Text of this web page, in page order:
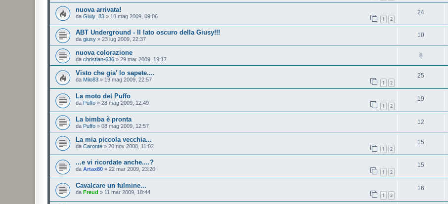
nuova arrivata!
da Giuly_83 » 18 mag 2009, 09:06 1 2
24
ABT Underground - Il lato oscuro della Giusy!!!
da giusy » 23 lug 2009, 22:37
10
nuova colorazione
da christian-636 » 29 mar 2009, 19:17
8
Visto che gia' lo sapete....
da Milo83 » 19 mag 2009, 22:57 1 2
25
La moto del Puffo
da Puffo » 28 mag 2009, 12:49 1 2
19
La bimba è pronta
da Puffo » 08 mag 2009, 12:57
12
La mia piccola vecchia...
da Caronte » 20 nov 2008, 11:02 1 2
15
...e vi ricordate anche....?
da Artax80 » 22 mar 2009, 23:20 1 2
15
Cavalcare un fulmine...
da Freud » 11 mar 2009, 18:44 1 2
16